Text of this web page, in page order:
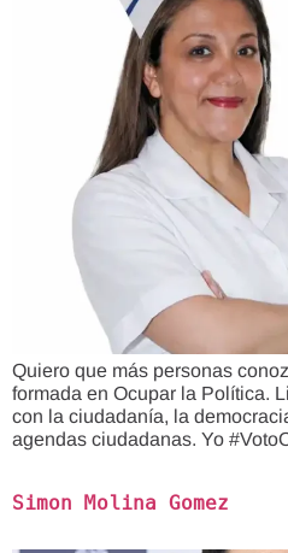
Quiero que más personas
formada en Ocupar la Política.
con la ciudadanía, la
agendas ciudadanas. Yo
Simon Molina Gomez